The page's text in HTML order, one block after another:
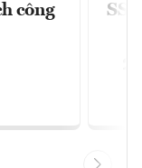
công
SSI